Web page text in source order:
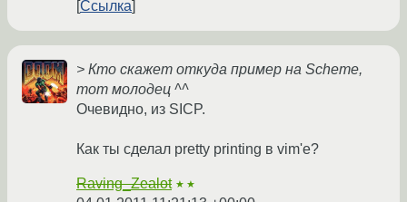
Ссылка
> Кто скажет откуда пример на Scheme,
тот молодец ^^
Очевидно, из SICP.
Как ты сделал pretty printing в vim'е?
Raving_Zealot ★★